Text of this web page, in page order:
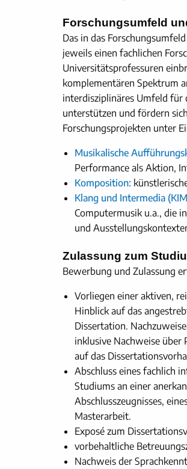
Forschungsumfeld
Das in das
jeweils einen fachlichen
Universitätsprofessuren
komplementären Spektrum
interdisziplinäres Umfeld für
unterstützen und fördern
Forschungsprojekten unter
Musikalische
Performance als Aktion,
Komposition:
Klang und Intermedia
Computermusik u.a., die
und
Zulassung zum
Bewerbung und Zulassung
Vorliegen einer aktiven,
Hinblick auf das
Dissertation.
inklusive Nachweise
auf das
Abschluss eines fachlich
Studiums an einer
Abschlusszeugnisses,
Masterarbeit.
Exposé zum
vorbehaltliche
Nachweis der